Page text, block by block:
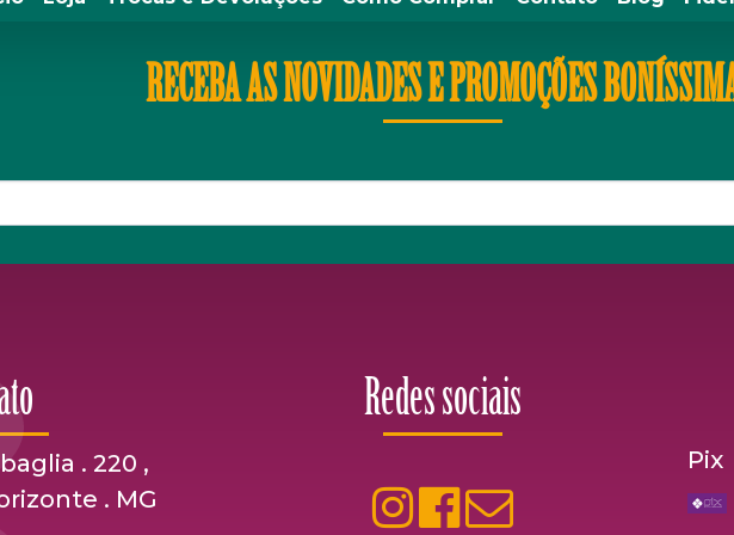
RECEBA AS NOVIDADES E PROMOÇÕES
. 220 ,
. MG
Redes sociais
Pix